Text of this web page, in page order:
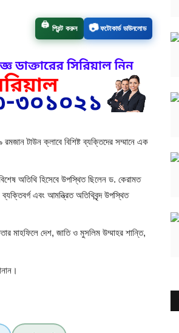
🖨️ প্রিন্ট করুন 📷ফটোকার্ড ডাউনলোড
টাউন ক্লাবে বিশিষ্ট ব্যক্তিদের সম্মানে এক
অতিথি হিসেবে উপস্থিত ছিলেন ড. কেরামত
এবং আমন্ত্রিত অতিথিবৃন্দ উপস্থিত
মাহফিলে দেশ, জাতি ও মুসলিম উম্মাহর শান্তি,